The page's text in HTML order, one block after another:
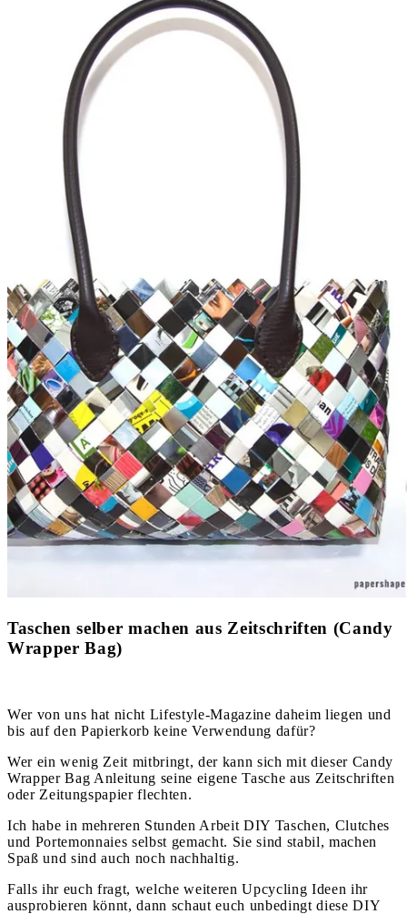
Taschen selber machen aus Zeitschriften (Candy
Wrapper Bag)
Wer von uns hat nicht Lifestyle-Magazine daheim liegen und
bis auf den Papierkorb keine Verwendung dafür?
Wer ein wenig Zeit mitbringt, der kann sich mit dieser Candy
Wrapper Bag Anleitung seine eigene Tasche aus Zeitschriften
oder Zeitungspapier flechten.
Ich habe in mehreren Stunden Arbeit DIY Taschen, Clutches
und Portemonnaies selbst gemacht. Sie sind stabil, machen
Spaß und sind auch noch nachhaltig.
Falls ihr euch fragt, welche weiteren Upcycling Ideen ihr
ausprobieren könnt, dann schaut euch unbedingt diese DIY